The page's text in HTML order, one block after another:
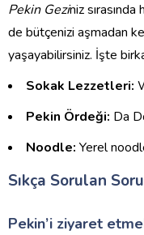
Pekin Geziniz
de bütçenizi aşmadan
yaşayabilirsiniz. İşte
Sokak Lezzetleri:
Pekin Ördeği: Da
Noodle: Yerel
Sıkça Sorulan
Pekin’i ziyaret